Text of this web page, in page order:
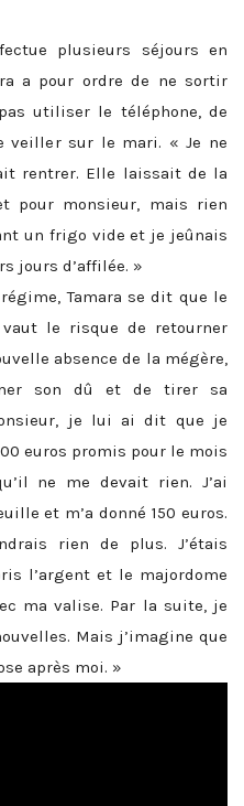
plusieurs séjours en
a pour ordre de ne sortir
utiliser le téléphone, de
veiller sur le mari. « Je ne
rentrer. Elle laissait de la
pour monsieur, mais rien
un frigo vide et je jeûnais
jours d’affilée. »
Tamara se dit que le
le risque de retourner
absence de la mégère,
son dû et de tirer sa
je lui ai dit que je
euros promis pour le mois
ne me devait rien. J’ai
et m’a donné 150 euros.
rien de plus. J’étais
l’argent et le majordome
ma valise. Par la suite, je
Mais j’imagine que
après moi. »